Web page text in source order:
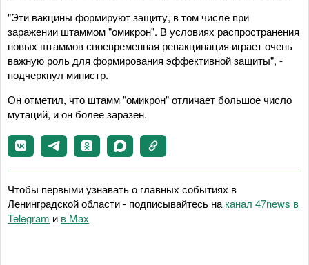
"Эти вакцины формируют защиту, в том числе при
заражении штаммом "омикрон". В условиях распространения
новых штаммов своевременная ревакцинация играет очень
важную роль для формирования эффективной защиты", -
подчеркнул министр.
Он отметил, что штамм "омикрон" отличает большое число
мутаций, и он более заразен.
Чтобы первыми узнавать о главных событиях в
Ленинградской области - подписывайтесь на канал 47news в
Telegram и в Maх